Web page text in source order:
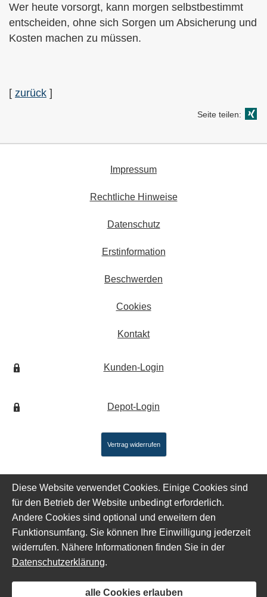
Wer heute vorsorgt, kann morgen selbstbestimmt
entscheiden, ohne sich Sorgen um Absicherung und
Kosten machen zu müssen.
[ zurück ]
Seite teilen:
Impressum
Rechtliche Hinweise
Datenschutz
Erstinformation
Beschwerden
Cookies
Kontakt
Kunden-Login
Depot-Login
Vertrag widerrufen
Diese Website verwendet Cookies. Einige Cookies sind
für den Betrieb der Website unbedingt erforderlich.
Andere Cookies sind optional und erweitern den
Funktionsumfang. Sie können Ihre Einwilligung jederzeit
widerrufen. Nähere Informationen finden Sie in der
Datenschutzerklärung.
alle Cookies erlauben